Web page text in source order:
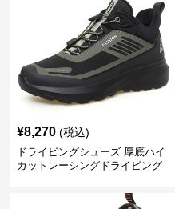
¥8,270 (税込)
ドライビングシューズ 厚底ハイ
カットレーシングドライビング